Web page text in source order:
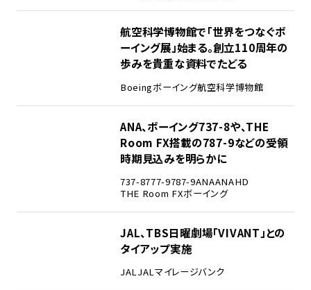
航空科学博物館で「世界をつなぐボ
ーイング展」始まる。創立110周年の
歩みを貴重な資料でたどる
Boeingボーイング航空科学博物館
ANA、ボーイング737-8や、THE
Room FX搭載の787-9などの受領
時期見込みを明らかに
737-8777-9787-9ANAANAHD
THE Room FXボーイング
JAL、TBS日曜劇場「VIVANT」との
タイアップ実施
JALJALマイレージバンク